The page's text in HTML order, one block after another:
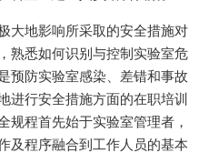
大地影响所采取的安全措施对
熟悉如何识别与控制实验室危
预防实验室感染、差错和事故
进行安全措施方面的在职培训
规程首先始于实验室管理者，
及程序融合到工作人员的基本